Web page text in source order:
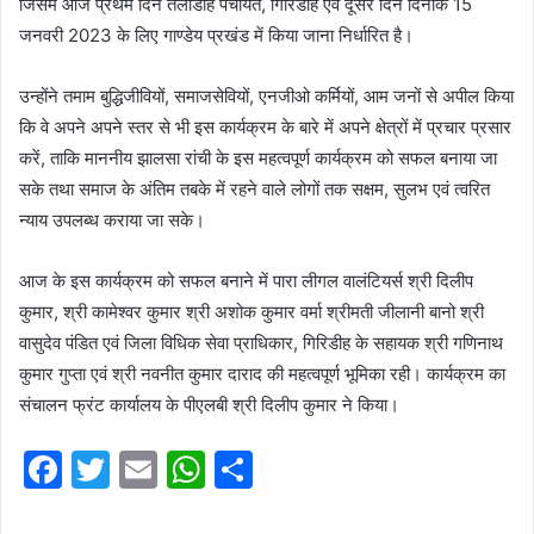
जनवरी 2023 के लिए गाण्डेय प्रखंड में किया जाना निर्धारित है।
उन्होंने तमाम बुद्धिजीवियों, समाजसेवियों, एनजीओ कर्मियों, आम जनों से अपील किया
कि वे अपने अपने स्तर से भी इस कार्यक्रम के बारे में अपने क्षेत्रों में प्रचार प्रसार
करें, ताकि माननीय झालसा रांची के इस महत्वपूर्ण कार्यक्रम को सफल बनाया जा
सके तथा समाज के अंतिम तबके में रहने वाले लोगों तक सक्षम, सुलभ एवं त्वरित
न्याय उपलब्ध कराया जा सके।
आज के इस कार्यक्रम को सफल बनाने में पारा लीगल वालंटियर्स श्री दिलीप
कुमार, श्री कामेश्वर कुमार श्री अशोक कुमार वर्मा श्रीमती जीलानी बानो श्री
वासुदेव पंडित एवं जिला विधिक सेवा प्राधिकार, गिरिडीह के सहायक श्री गणिनाथ
कुमार गुप्ता एवं श्री नवनीत कुमार दाराद की महत्वपूर्ण भूमिका रही। कार्यक्रम का
संचालन फ्रंट कार्यालय के पीएलबी श्री दिलीप कुमार ने किया।
F
T
E
W